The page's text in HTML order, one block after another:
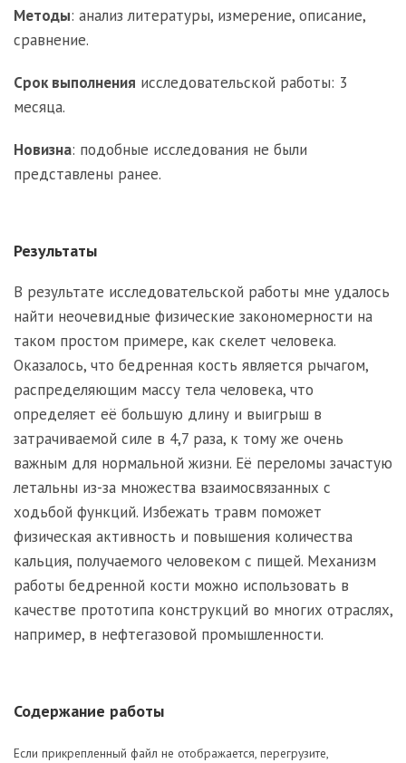
Методы: анализ литературы, измерение, описание,
сравнение.
Срок выполнения исследовательской работы: 3
месяца.
Новизна: подобные исследования не были
представлены ранее.
Результаты
В результате исследовательской работы мне удалось
найти неочевидные физические закономерности на
таком простом примере, как скелет человека.
Оказалось, что бедренная кость является рычагом,
распределяющим массу тела человека, что
определяет её большую длину и выигрыш в
затрачиваемой силе в 4,7 раза, к тому же очень
важным для нормальной жизни. Её переломы зачастую
летальны из-за множества взаимосвязанных с
ходьбой функций. Избежать травм поможет
физическая активность и повышения количества
кальция, получаемого человеком с пищей. Механизм
работы бедренной кости можно использовать в
качестве прототипа конструкций во многих отраслях,
например, в нефтегазовой промышленности.
Содержание работы
Если прикрепленный файл не отображается, перегрузите,